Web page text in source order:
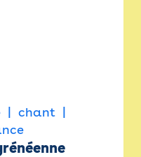
chant